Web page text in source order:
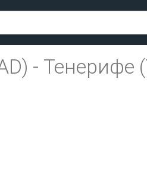
- Тенерифе